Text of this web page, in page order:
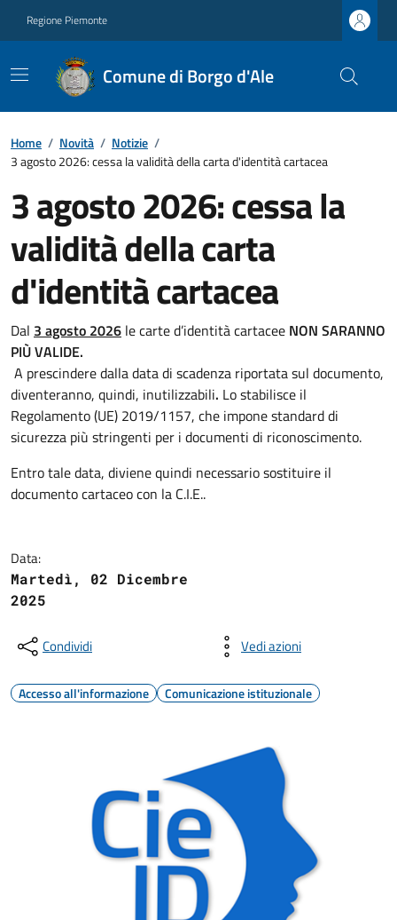
Regione Piemonte
Comune di Borgo d'Ale
Home / Novità / Notizie /
3 agosto 2026: cessa la validità della carta d'identità cartacea
3 agosto 2026: cessa la
validità della carta
d'identità cartacea
Dal 3 agosto 2026 le carte d’identità cartacee NON SARANNO
PIÙ VALIDE.
A prescindere dalla data di scadenza riportata sul documento,
diventeranno, quindi, inutilizzabili. Lo stabilisce il
Regolamento (UE) 2019/1157, che impone standard di
sicurezza più stringenti per i documenti di riconoscimento.
Entro tale data, diviene quindi necessario sostituire il
documento cartaceo con la C.I.E..
Data:
Martedì, 02 Dicembre
2025
Condividi Vedi azioni
Accesso all'informazione Comunicazione istituzionale